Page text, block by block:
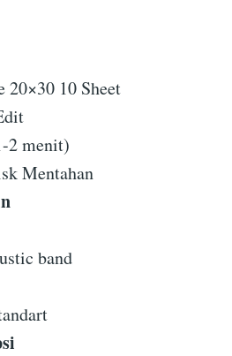
20×30 10 Sheet
2 menit)
Mentahan
band